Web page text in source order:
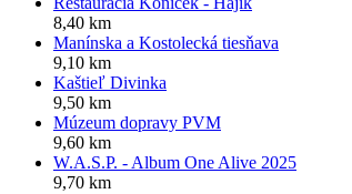
8,40 km
Manínska a Kostolecká tiesňava
9,10 km
Kaštieľ Divinka
9,50 km
Múzeum dopravy PVM
9,60 km
W.A.S.P. - Album One Alive 2025
9,70 km